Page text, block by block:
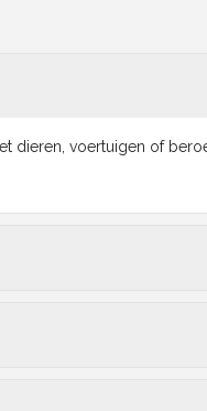
dieren, voertuigen of